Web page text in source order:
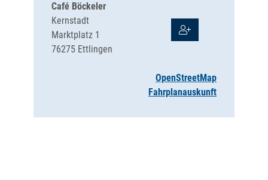
Café Böckeler
Kernstadt
Marktplatz 1
76275 Ettlingen
OpenStreetMap
Fahrplanauskunft